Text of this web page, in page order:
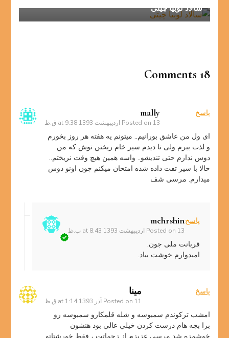
سالاد لوبیا چیتی
18 Comments
mally
Posted on 13 اردیبهشت 1393 at 9:38 ق.ظ
پاسخ
ای ول من عاشق بورانیم.. میتونم یه هفته هر روز بخورم
و لذت ببرم ولی تا دیدم سیر خام ریختن توش که من
دوس ندارم حتی تندیشو.. واسه همین هیچ وقت نریختم..
حالا با سیر تفت داده شده امتحان میکنم چون اونو دوس
میدارم. مرسی شف
mehrshin
Posted on 13 اردیبهشت 1393 at 8:43 ب.ظ
پاسخ
قربانت ملی جون.
امیدوارم خوشت بیاد.
مينا
Posted on 11 آذر 1393 at 1:14 ق.ظ
پاسخ
امشب تركوندم سمبوسه و شله قلمكارو سمبوسه رو
برا بچه هام درست كردن خيلي عالي بود هنشون